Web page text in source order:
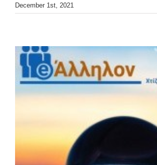
December 1st, 2021